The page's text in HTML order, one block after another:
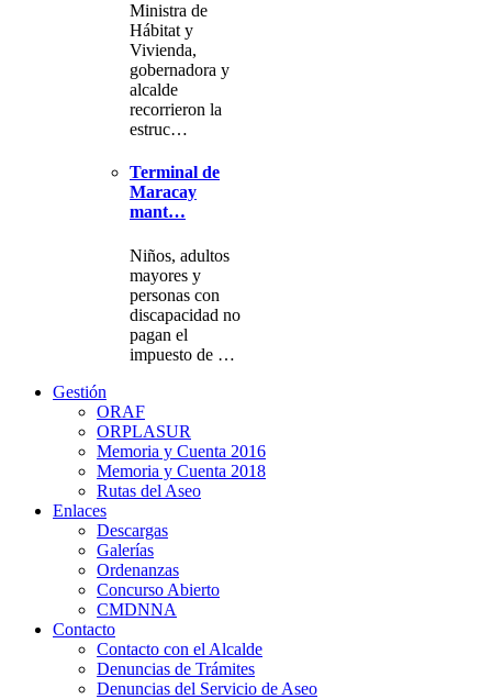
Ministra de
Hábitat y
Vivienda,
gobernadora y
alcalde
recorrieron la
estruc…
Terminal de
Maracay
mant…
Niños, adultos
mayores y
personas con
discapacidad no
pagan el
impuesto de …
Gestión
ORAF
ORPLASUR
Memoria y Cuenta 2016
Memoria y Cuenta 2018
Rutas del Aseo
Enlaces
Descargas
Galerías
Ordenanzas
Concurso Abierto
CMDNNA
Contacto
Contacto con el Alcalde
Denuncias de Trámites
Denuncias del Servicio de Aseo